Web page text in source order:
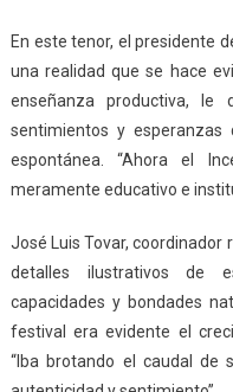
En este tenor, el presidente
una realidad que se hace
enseñanza productiva,
sentimientos y
espontánea. “Ahora el
meramente educativo e
José Luis Tovar,
detalles ilustrativos de
capacidades y bondades
festival era evidente el
“Iba brotando el caudal de